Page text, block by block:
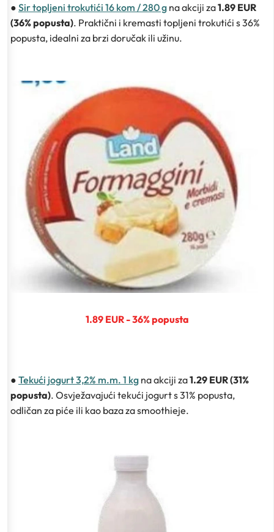
● Sir topljeni trokutići 16 kom / 280 g na akciji za1.89 EUR
(36% popusta). Praktični i kremasti topljeni trokutići s 36%
popusta, idealni za brzi doručak ili užinu.
1.89 EUR - 36% popusta
● Tekući jogurt 3,2% m.m. 1 kg na akciji za1.29 EUR (31%
popusta). Osvježavajući tekući jogurt s 31% popusta,
odličan za piće ili kao baza za smoothieje.